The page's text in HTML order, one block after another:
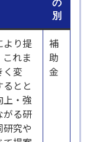
別
より提
れま
く変
とと
上・強
がる研
究や
補
助
金